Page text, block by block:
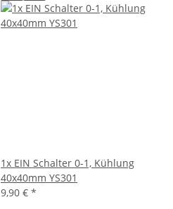
1x EIN Schalter 0-1, Kühlung
40x40mm YS301
9,90 € *